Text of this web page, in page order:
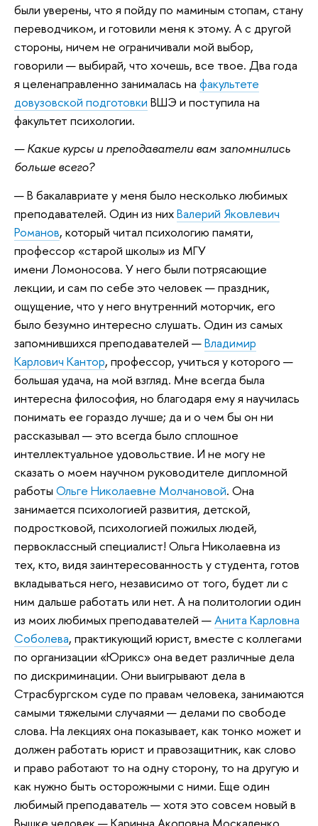
были уверены, что я пойду по маминым стопам, стану
переводчиком, и готовили меня к этому. А с другой
стороны, ничем не ограничивали мой выбор,
говорили — выбирай, что хочешь, все твое. Два года
я целенаправленно занималась на факультете
довузовской подготовки ВШЭ и поступила на
факультет психологии.
— Какие курсы и преподаватели вам запомнились
больше всего?
— В бакалавриате у меня было несколько любимых
преподавателей. Один из нихВалерий Яковлевич
Романов, который читал психологию памяти,
профессор «старой школы» из МГУ
имени Ломоносова. У него были потрясающие
лекции, и сам по себе это человек — праздник,
ощущение, что у него внутренний моторчик, его
было безумно интересно слушать. Один из самых
запомнившихся преподавателей —Владимир
Карлович Кантор, профессор, учиться у которого —
большая удача, на мой взгляд. Мне всегда была
интересна философия, но благодаря ему я научилась
понимать ее гораздо лучше; да и о чем бы он ни
рассказывал — это всегда было сплошное
интеллектуальное удовольствие. И не могу не
сказать о моем научном руководителе дипломной
работы Ольге Николаевне Молчановой. Она
занимается психологией развития, детской,
подростковой, психологией пожилых людей,
первоклассный специалист! Ольга Николаевна из
тех, кто, видя заинтересованность у студента, готов
вкладываться него, независимо от того, будет ли с
ним дальше работать или нет. А на политологии один
из моих любимых преподавателей —Анита Карловна
Соболева, практикующий юрист, вместе с коллегами
по организации «Юрикс» она ведет различные дела
по дискриминации. Они выигрывают дела в
Страсбургском суде по правам человека, занимаются
самыми тяжелыми случаями — делами по свободе
слова. На лекциях она показывает, как тонко может и
должен работать юрист и правозащитник, как слово
и право работают то на одну сторону, то на другую и
как нужно быть осторожными с ними. Еще один
любимый преподаватель — хотя это совсем новый в
Вышке человек — Каринна Акоповна Москаленко,